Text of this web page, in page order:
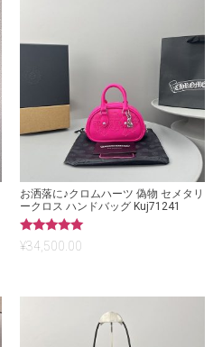
お洒落に♪クロムハーツ 偽物 セメタリ
ークロス ハンドバッグ Kuj71241
5段階中
5.00
¥34,500.00